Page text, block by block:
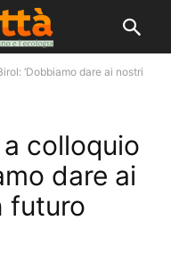
‘Dobbiamo dare ai nostri
colloquio
dare ai
futuro